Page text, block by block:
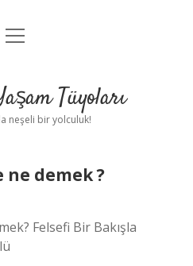
Uyarı
menüyü
Tüyoları
neşeli bir yolculuk!
ne demek ?
Felsefi Bir Bakışla